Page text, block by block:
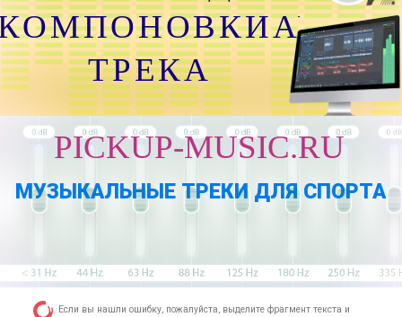
ТРЕКА
PICKUP-MUSIC.RU
МУЗЫКАЛЬНЫЕ ТРЕКИ ДЛЯ СПОРТА
Если вы нашли ошибку, пожалуйста, выделите фрагмент текста и